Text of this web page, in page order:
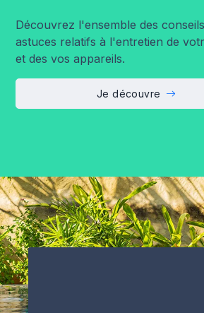
Découvrez l'ensemble des
astuces relatifs à l'entretien de
et des vos appareils.
Je découvre